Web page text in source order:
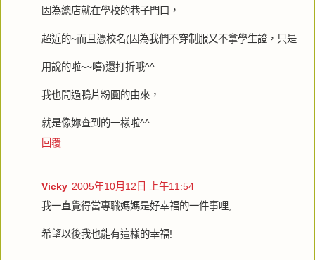
因為總店就在學校的巷子門口，
超近的~而且憑校名(因為我們不穿制服又不拿學生證，只是
用說的啦~~嘻)還打折哦^^
我也問過鴨片粉圓的由來，
就是像妳查到的一樣啦^^
回覆
Vicky 2005年10月12日 上午11:54
我一直覺得當專職媽媽是好幸福的一件事哩,
希望以後我也能有這樣的幸福!